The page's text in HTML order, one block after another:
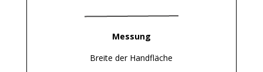
Messung
Breite der Handfläche